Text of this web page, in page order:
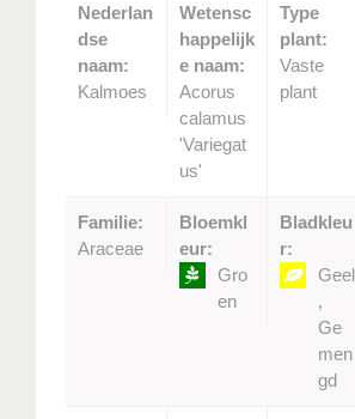
Nederlan
dse
naam:
Kalmoes
Wetensc
happelijk
e naam:
Acorus
calamus
'Variegat
us'
Type
plant:
Vaste
plant
Familie:
Araceae
Bloemkl
eur:
Gro
en
Bladkleu
r:
Geel
,
Ge
men
gd